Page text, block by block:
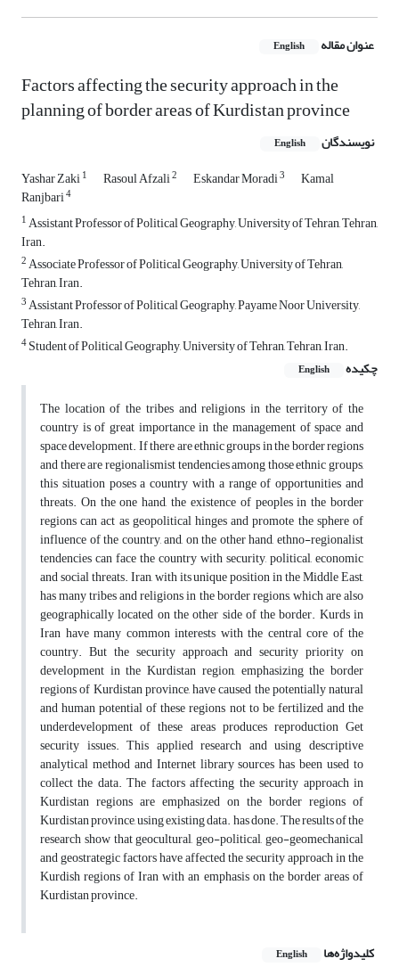
عنوان مقاله English
Factors affecting the security approach in the
planning of border areas of Kurdistan province
نویسندگان English
Yashar Zaki1 Rasoul Afzali2 Eskandar Moradi3 Kamal
Ranjbari4
1Assistant Professor of Political Geography, University of Tehran, Tehran,
Iran.
2Associate Professor of Political Geography, University of Tehran,
Tehran, Iran.
3Assistant Professor of Political Geography, Payame Noor University,
Tehran, Iran.
4Student of Political Geography, University of Tehran, Tehran, Iran.
چکیده
English
The location of the tribes and religions in the territory of the
country is of great importance in the management of space and
space development. If there are ethnic groups in the border regions
and there are regionalismist tendencies among those ethnic groups,
this situation poses a country with a range of opportunities and
threats. On the one hand, the existence of peoples in the border
regions can act as geopolitical hinges and promote the sphere of
influence of the country, and, on the other hand, ethno-regionalist
tendencies can face the country with security, political, economic
and social threats. Iran, with its unique position in the Middle East,
has many tribes and religions in the border regions, which are also
geographically located on the other side of the border. Kurds in
Iran have many common interests with the central core of the
country. But the security approach and security priority on
development in the Kurdistan region, emphasizing the border
regions of Kurdistan province, have caused the potentially natural
and human potential of these regions not to be fertilized and the
underdevelopment of these areas produces reproduction Get
security issues. This applied research and using descriptive
analytical method and Internet library sources has been used to
collect the data. The factors affecting the security approach in
Kurdistan regions are emphasized on the border regions of
Kurdistan province, using existing data. has done. The results of the
research show that geocultural, geo-political, geo-geomechanical
and geostrategic factors have affected the security approach in the
Kurdish regions of Iran with an emphasis on the border areas of
Kurdistan province.
کلیدواژه‌ها English